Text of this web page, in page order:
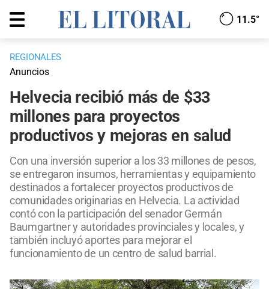
11.5°
REGIONALES
Anuncios
Helvecia recibió más de $33
millones para proyectos
productivos y mejoras en salud
Con una inversión superior a los 33 millones de pesos,
se entregaron insumos, herramientas y equipamiento
destinados a fortalecer proyectos productivos de
comunidades originarias en Helvecia. La actividad
contó con la participación del senador Germán
Baumgartner y autoridades provinciales y locales, y
también incluyó aportes para mejorar el
funcionamiento de un centro de salud barrial.